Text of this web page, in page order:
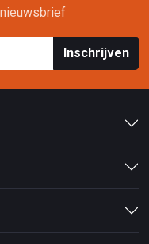
Inschrijven